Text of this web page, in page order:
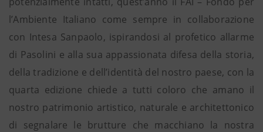
l’Ambiente Italiano come sempre in collaborazione
con Intesa Sanpaolo, ispirandosi al profetico allarme
di Pasolini e alla sua appassionata difesa della storia,
della tradizione e dell’identità del nostro paese, con la
quarta edizione chiede a tutti coloro che amano il
nostro patrimonio artistico, naturale e architettonico
di segnalare le brutture che macchiano la nostra